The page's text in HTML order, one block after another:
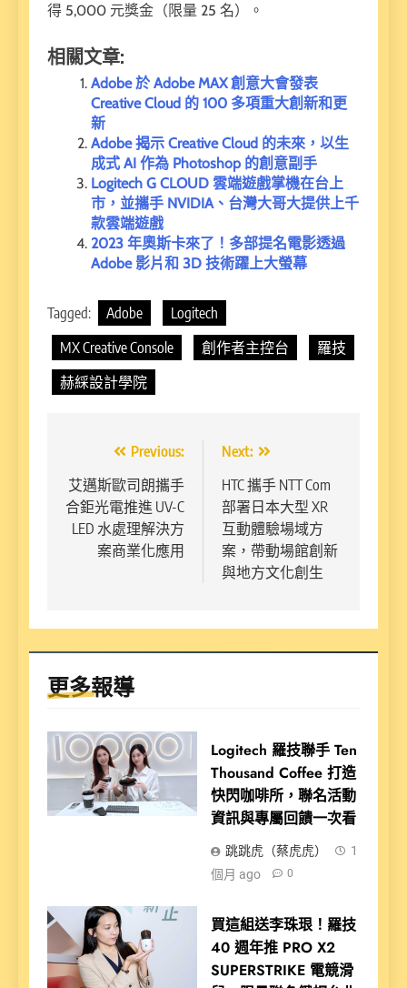
得 5,000 元獎金（限量 25 名）。
相關文章:
Adobe 於 Adobe MAX 創意大會發表
Creative Cloud 的 100 多項重大創新和更
新
Adobe 揭示 Creative Cloud 的未來，以生
成式 AI 作為 Photoshop 的創意副手
Logitech G CLOUD 雲端遊戲掌機在台上
市，並攜手 NVIDIA、台灣大哥大提供上千
款雲端遊戲
2023 年奧斯卡來了！多部提名電影透過
Adobe 影片和 3D 技術躍上大螢幕
Tagged: Adobe
Logitech
MX Creative Console
創作者主控台
羅技
赫綵設計學院
章
導
Previous:
艾邁斯歐司朗攜手
合鉅光電推進 UV-C
LED 水處理解決方
案商業化應用
Next:
HTC 攜手 NTT Com
部署日本大型 XR
互動體驗場域方
案，帶動場館創新
與地方文化創生
更多報導
Logitech 羅技聯手 Ten
Thousand Coffee 打造
快閃咖啡所，聯名活動
資訊與專屬回饋一次看
跳跳虎（蔡虎虎）
1
個月 ago
0
買這組送李珠珢！羅技
40 週年推 PRO X2
SUPERSTRIKE 電競滑